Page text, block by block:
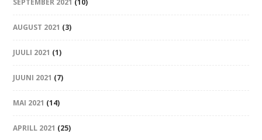
SEPTEMBER 2021 (10)
AUGUST 2021 (3)
JUULI 2021 (1)
JUUNI 2021 (7)
MAI 2021 (14)
APRILL 2021 (25)